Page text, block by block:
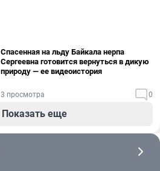
Спасенная на льду Байкала нерпа
Сергеевна готовится вернуться в дикую
природу — ее видеоистория
3 просмотра 0
Показать еще